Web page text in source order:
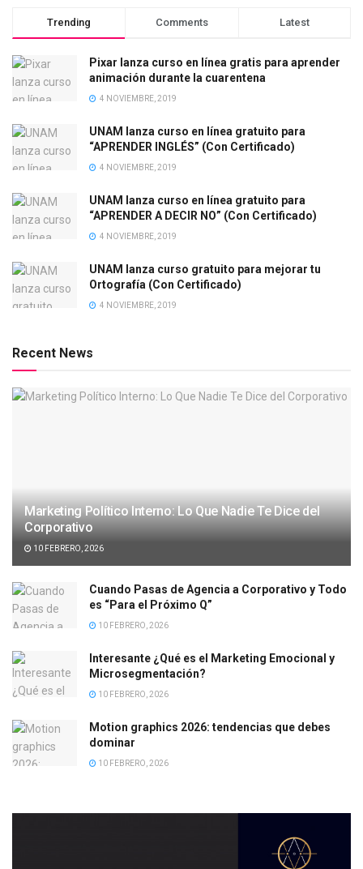
Trending Comments Latest
Pixar lanza curso en línea gratis para aprender
animación durante la cuarentena
4 NOVIEMBRE, 2019
UNAM lanza curso en línea gratuito para
“APRENDER INGLÉS” (Con Certificado)
4 NOVIEMBRE, 2019
UNAM lanza curso en línea gratuito para
“APRENDER A DECIR NO” (Con Certificado)
4 NOVIEMBRE, 2019
UNAM lanza curso gratuito para mejorar tu
Ortografía (Con Certificado)
4 NOVIEMBRE, 2019
Recent News
Marketing Político Interno: Lo Que Nadie Te Dice del
Corporativo
10 FEBRERO, 2026
Cuando Pasas de Agencia a Corporativo y Todo
es “Para el Próximo Q”
10 FEBRERO, 2026
Interesante ¿Qué es el Marketing Emocional y
Microsegmentación?
10 FEBRERO, 2026
Motion graphics 2026: tendencias que debes
dominar
10 FEBRERO, 2026